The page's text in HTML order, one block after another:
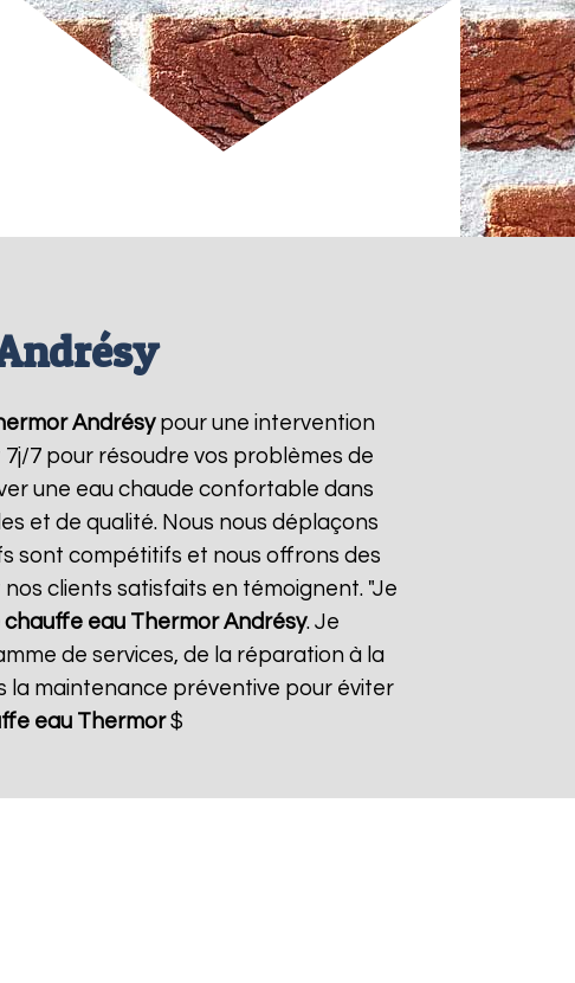
Andrésypour une intervention
7 pour résoudre vos problèmes de
une eau chaude confortable dans
et de qualité. Nous nous déplaçons
sont compétitifs et nous offrons des
clients satisfaits en témoignent. "Je
chauffe eau Thermor Andrésy. Je
de services, de la réparation à la
la maintenance préventive pour éviter
eau Thermor$